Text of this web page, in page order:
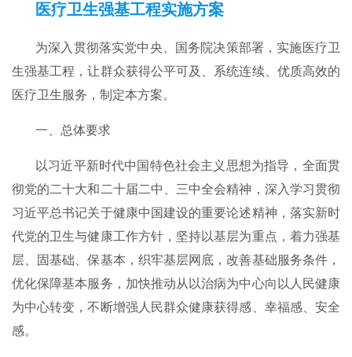
医疗卫生强基工程实施方案
为深入贯彻落实党中央、国务院决策部署，实施医疗卫
生强基工程，让群众获得公平可及、系统连续、优质高效的
医疗卫生服务，制定本方案。
一、总体要求
以习近平新时代中国特色社会主义思想为指导，全面贯
彻党的二十大和二十届二中、三中全会精神，深入学习贯彻
习近平总书记关于健康中国建设的重要论述精神，落实新时
代党的卫生与健康工作方针，坚持以基层为重点，着力强基
层、固基础、保基本，织牢基层网底，改善基础服务条件，
优化保障基本服务，加快推动从以治病为中心向以人民健康
为中心转变，不断增强人民群众健康获得感、幸福感、安全
感。